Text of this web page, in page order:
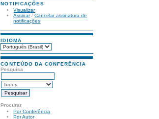
NOTIFICAÇÕES
Visualizar
Assinar/Cancelar assinatura de
notificações
IDIOMA
CONTEÚDO DA CONFERÊNCIA
Pesquisa
Procurar
Por Conferência
Por Autor